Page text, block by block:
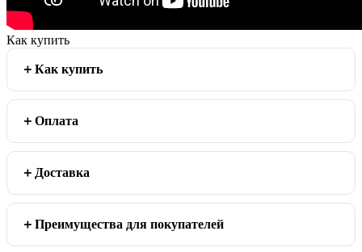
Как купить
Как купить
Оплата
Доставка
Преимущества для покупателей